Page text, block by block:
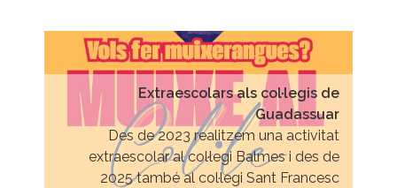
Extraescolars als col·legis de
Guadassuar
Des de 2023 realitzem una activitat
extraescolar al col·legi Balmes i des de
2025 també al col·legi Sant Francesc